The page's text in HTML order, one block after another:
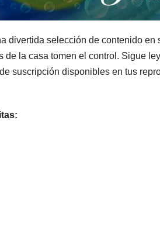
divertida selección de contenido en
la casa tomen el control. Sigue
suscripción disponibles en tus